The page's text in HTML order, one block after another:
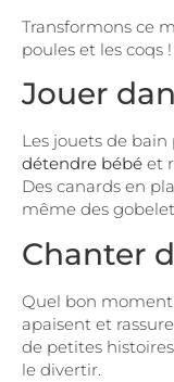
Transformons ce
poules et les coqs !
Jouer
Les jouets de
détendre bébé et
Des canards en
même des
Chanter
Quel bon
apaisent et
de petites
le divertir.